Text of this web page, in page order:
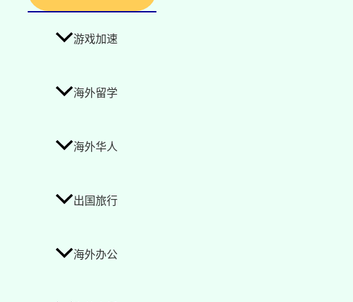
游戏加速
海外留学
海外华人
出国旅行
海外办公